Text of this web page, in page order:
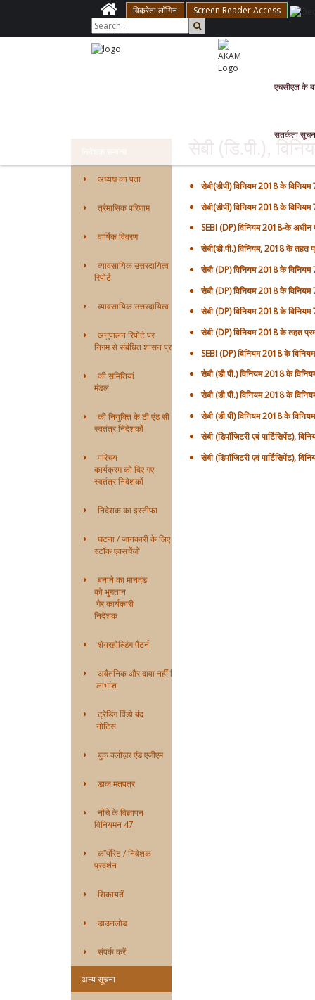
विक्रेता लॉगिन Screen Reader Access
एचसीएल के
सतर्कता
अध्यक्ष का पता
त्रैमासिक परिणाम
वार्षिक विवरण
व्यावसायिक उत्तरदायित्व
रिपोर्ट
व्यावसायिक उत्तरदायित्व
अनुपालन रिपोर्ट पर
निगम से संबंधित शासन प्रणाली
की समितियां
मंडल
की नियुक्ति के टी एंड सी
स्वतंत्र निदेशकों
परिचय
कार्यक्रम को दिए गए
स्वतंत्र निदेशकों
निदेशक का इस्तीफा
घटना / जानकारी के लिए
स्टॉक एक्सचेंजों
बनाने का मानदंड
को भुगतान
गैर कार्यकारी
निदेशक
शेयरहोल्डिंग पैटर्न
अवैतनिक और दावा नहीं किया गया
लाभांश
ट्रेडिंग विंडो बंद
नोटिस
बुक क्लोज़र एंड एजीएम
डाक मतपत्र
नीचे के विज्ञापन
विनियमन 47
कॉर्पोरेट / निवेशक
प्रदर्शन
शिकायतें
डाउनलोड
संपर्क करें
अन्य सूचना
सेबी (डि.पी.),
सेबी(डीपी) विनियम 2018 के
सेबी(डीपी) विनियम 2018 के
SEBI (DP) विनियम 2018-के
सेबी(डी.पी.) विनियम, 2018 के
सेबी (DP) विनियम 2018 के
सेबी (DP) विनियम 2018 के
सेबी (DP) विनियम 2018 के
सेबी (DP) विनियम 2018 के तहत
SEBI (DP) विनियम 2018 के
सेबी (डी.पी.) विनियम 2018 के
सेबी (डी.पी.) विनियम 2018 के
सेबी (डी.पी) विनियम 2018 के
सेबी (डिपॉजिटरी एवं पार्टिसिपेंट),
सेबी (डिपॉजिटरी एवं पार्टिसिपेंट),